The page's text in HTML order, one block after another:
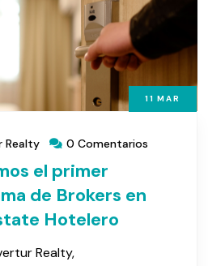
11 MAR
Realty 0 Comentarios
el primer
de Brokers en
Hotelero
Realty,